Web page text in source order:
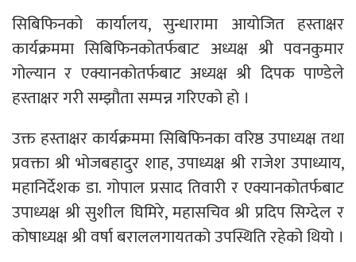
सिबिफिनको कार्यालय, सुन्धारामा आयोजित हस्ताक्षर
कार्यक्रममा सिबिफिनकोतर्फबाट अध्यक्ष श्री पवनकुमार
गोल्यान र एक्यानकोतर्फबाट अध्यक्ष श्री दिपक पाण्डेले
हस्ताक्षर गरी सम्झौता सम्पन्न गरिएको हो ।
उक्त हस्ताक्षर कार्यक्रममा सिबिफिनका वरिष्ठ उपाध्यक्ष तथा
प्रवक्ता श्री भोजबहादुर शाह, उपाध्यक्ष श्री राजेश उपाध्याय,
महानिर्देशक डा. गोपाल प्रसाद तिवारी र एक्यानकोतर्फबाट
उपाध्यक्ष श्री सुशील घिमिरे, महासचिव श्री प्रदिप सिग्देल र
कोषाध्यक्ष श्री वर्षा बराललगायतको उपस्थिति रहेको थियो ।